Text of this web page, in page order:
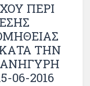
ΠΕΡΙ
ΤΗΝ
06-2016